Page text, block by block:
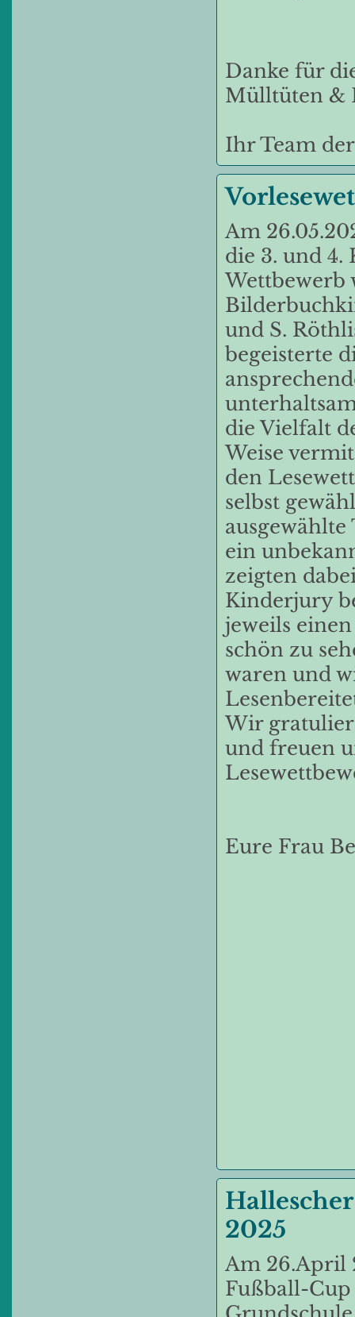
Danke für
Mülltüten &
Ihr Team
Am
die 3. und 4.
Wettbewerb
und S.
begeisterte
die Vielfalt
Weise
den
selbst
ein
zeigten
Kinderjury
jeweils
schön zu
waren und
Wir
und freuen
Eure Frau
2025
Am 26.April
Fußball-